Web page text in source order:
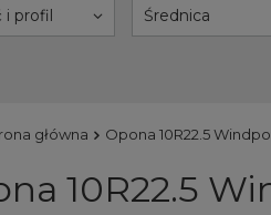
i profil Średnica
główna Opona 10R22.5
10R22.5